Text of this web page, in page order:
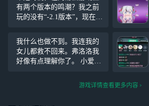
有两个版本的鸣潮？我之前
玩的没有“-2.1版本”，现在发
号发现丢失了我之前的登录
状态了什么鬼？
我什么也做不到。我连我的
女儿都救不回来。弗洛洛我
好像有点理解你了。 小爱，
啊，小爱。 我什么也做不
游戏详情查看更多内容